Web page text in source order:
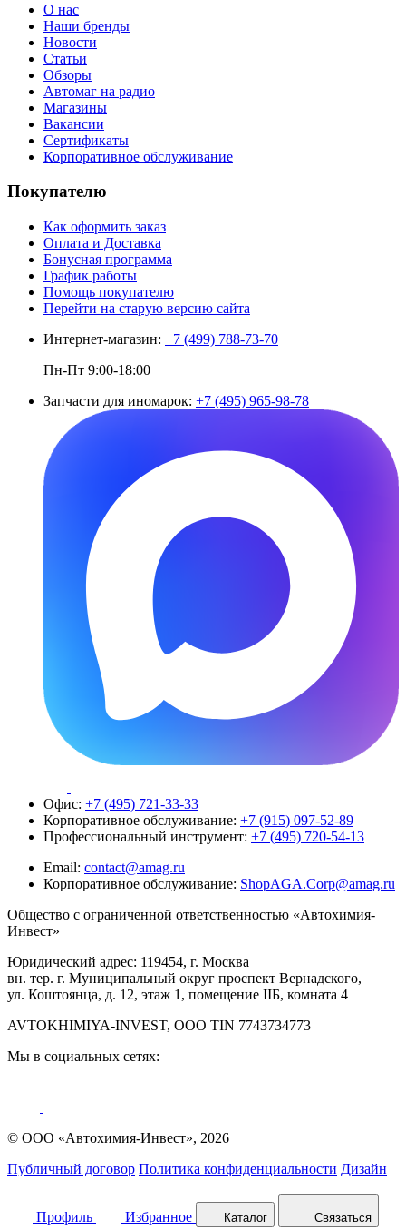
О нас
Наши бренды
Новости
Статьи
Обзоры
Автомаг на радио
Магазины
Вакансии
Сертификаты
Корпоративное обслуживание
Покупателю
Как оформить заказ
Оплата и Доставка
Бонусная программа
График работы
Помощь покупателю
Перейти на старую версию сайта
Интернет-магазин: +7 (499) 788-73-70
Пн-Пт 9:00-18:00
Запчасти для иномарок: +7 (495) 965-98-78
Офис: +7 (495) 721-33-33
Корпоративное обслуживание: +7 (915) 097-52-89
Профессиональный инструмент: +7 (495) 720-54-13
Email: contact@amag.ru
Корпоративное обслуживание: ShopAGA.Corp@amag.ru
Общество с ограниченной ответственностью «Автохимия-
Инвест»
Юридический адрес: 119454, г. Москва
вн. тер. г. Муниципальный округ проспект Вернадского,
ул. Коштоянца, д. 12, этаж 1, помещение IIБ, комната 4
AVTOKHIMIYA-INVEST, OOO TIN 7743734773
Мы в социальных сетях:
© ООО «Автохимия-Инвест», 2026
Публичный договор Политика конфиденциальности Дизайн
Профиль Избранное Каталог Связаться